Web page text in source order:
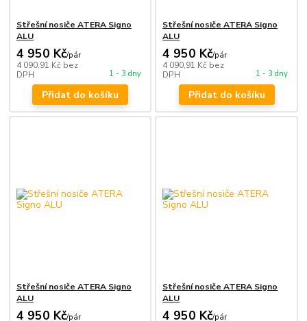
Střešní nosiče ATERA Signo
ALU
4 950 Kč/pár
4 090,91 Kč bez
DPH
1 - 3 dny
Přidat do košíku
Střešní nosiče ATERA Signo
ALU
4 950 Kč/pár
4 090,91 Kč bez
DPH
1 - 3 dny
Přidat do košíku
Střešní nosiče ATERA Signo
ALU
4 950 Kč/pár
Střešní nosiče ATERA Signo
ALU
4 950 Kč/pár